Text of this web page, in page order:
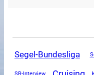
Segel-Bundesliga
SR-Interview